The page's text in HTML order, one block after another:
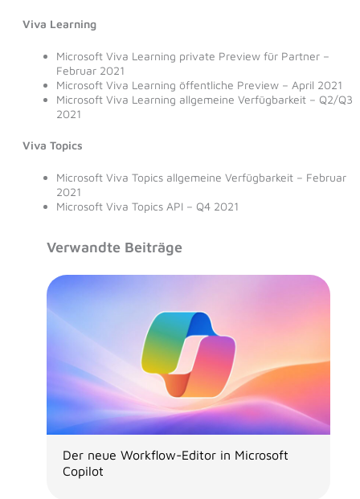
Viva Learning
Microsoft Viva Learning private Preview für Partner –
Februar 2021
Microsoft Viva Learning öffentliche Preview – April 2021
Microsoft Viva Learning allgemeine Verfügbarkeit – Q2/Q3
2021
Viva Topics
Microsoft Viva Topics allgemeine Verfügbarkeit – Februar
2021
Microsoft Viva Topics API – Q4 2021
Verwandte Beiträge
Der neue Workflow-Editor in Microsoft
Copilot